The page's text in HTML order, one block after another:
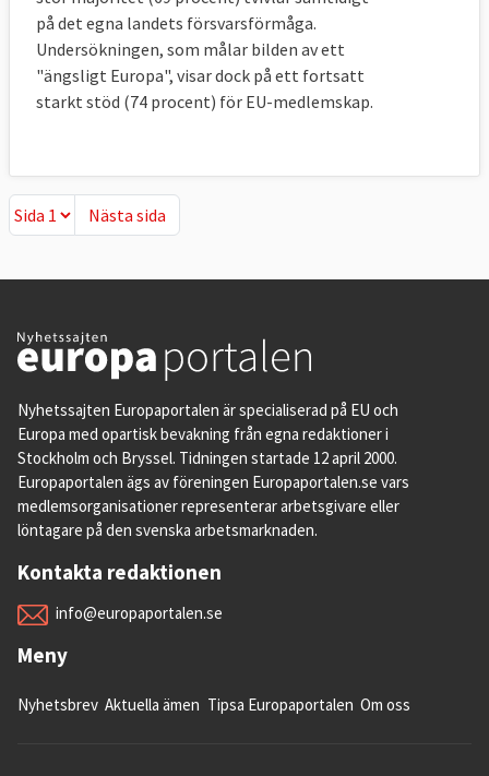
på det egna landets försvarsförmåga.
Undersökningen, som målar bilden av ett
"ängsligt Europa", visar dock på ett fortsatt
starkt stöd (74 procent) för EU-medlemskap.
Nästa sida
Nästa sida
Nyhetssajten Europaportalen är specialiserad på EU och
Europa med opartisk bevakning från egna redaktioner i
Stockholm och Bryssel. Tidningen startade 12 april 2000.
Europaportalen ägs av föreningen Europaportalen.se vars
medlemsorganisationer representerar arbetsgivare eller
löntagare på den svenska arbetsmarknaden.
Kontakta redaktionen
info@europaportalen.se
Meny
Nyhetsbrev Aktuella ämen Tipsa Europaportalen Om oss